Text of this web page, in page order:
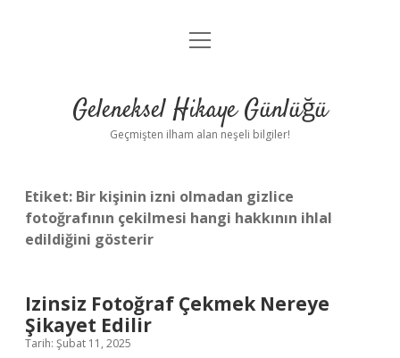
Anasayfa
Yasal Uyarı
menüyü
Geleneksel Hikaye Günlüğü
Geçmişten ilham alan neşeli bilgiler!
Etiket: Bir kişinin izni olmadan gizlice
fotoğrafının çekilmesi hangi hakkının ihlal
edildiğini gösterir
Izinsiz Fotoğraf Çekmek Nereye
Şikayet Edilir
Tarih: Şubat 11, 2025